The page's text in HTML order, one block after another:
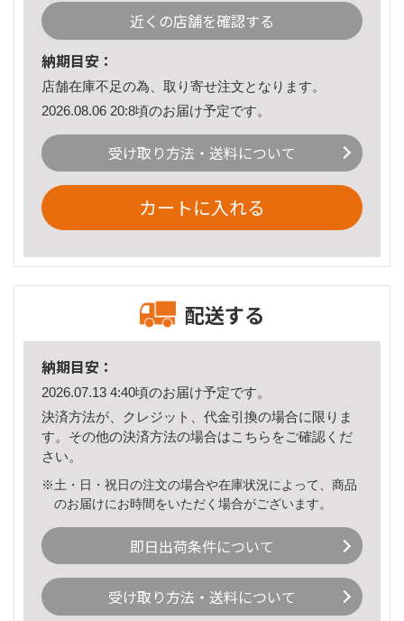
近くの店舗を確認する
納期目安：
店舗在庫不足の為、取り寄せ注文となります。
2026.08.06 20:8頃のお届け予定です。
受け取り方法・送料について
カートに入れる
配送する
納期目安：
2026.07.13 4:40頃のお届け予定です。
決済方法が、クレジット、代金引換の場合に限りま
す。その他の決済方法の場合はこちら をご確認くだ
さい。
※土・日・祝日の注文の場合や在庫状況によって、商品
のお届けにお時間をいただく場合がございます。
即日出荷条件について
受け取り方法・送料について